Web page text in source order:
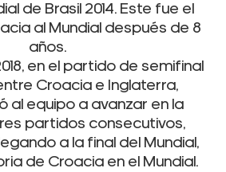
de Brasil 2014. Este fue el
al Mundial después de 8
años.
en el partido de semifinal
Croacia e Inglaterra,
al equipo a avanzar en la
partidos consecutivos,
a la final del Mundial,
de Croacia en el Mundial.